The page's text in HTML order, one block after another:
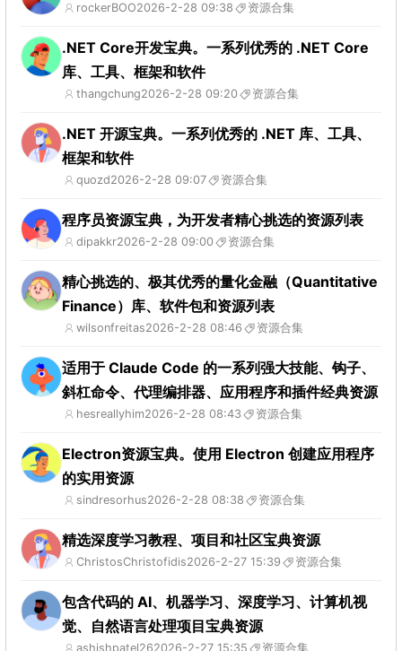
rockerBOO2026-2-28 09:38 资源合集
.NET Core开发宝典。一系列优秀的 .NET Core
库、工具、框架和软件
thangchung2026-2-28 09:20 资源合集
.NET 开源宝典。一系列优秀的 .NET 库、工具、
框架和软件
quozd2026-2-28 09:07 资源合集
程序员资源宝典，为开发者精心挑选的资源列表
dipakkr2026-2-28 09:00 资源合集
精心挑选的、极其优秀的量化金融（Quantitative
Finance）库、软件包和资源列表
wilsonfreitas2026-2-28 08:46 资源合集
适用于 Claude Code 的一系列强大技能、钩子、
斜杠命令、代理编排器、应用程序和插件经典资源
hesreallyhim2026-2-28 08:43 资源合集
Electron资源宝典。使用 Electron 创建应用程序
的实用资源
sindresorhus2026-2-28 08:38 资源合集
精选深度学习教程、项目和社区宝典资源
ChristosChristofidis2026-2-27 15:39 资源合集
包含代码的 AI、机器学习、深度学习、计算机视
觉、自然语言处理项目宝典资源
ashishpatel262026-2-27 15:35 资源合集